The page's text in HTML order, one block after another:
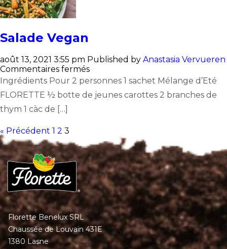
Salade Vegan
août 13, 2021 3:55 pm Published by Anastasia Vervueren
Commentaires ferméssur
Salade
Ingrédients Pour 2 personnes 1 sachet Mélange d’Eté
FLORETTE ½ botte de jeunes carottes 2 branches de
thym 1 càc de […]
« Précédent 1 2 3
Florette Benelux SRL
Chaussée de Louvain 431E
1380 Lasne